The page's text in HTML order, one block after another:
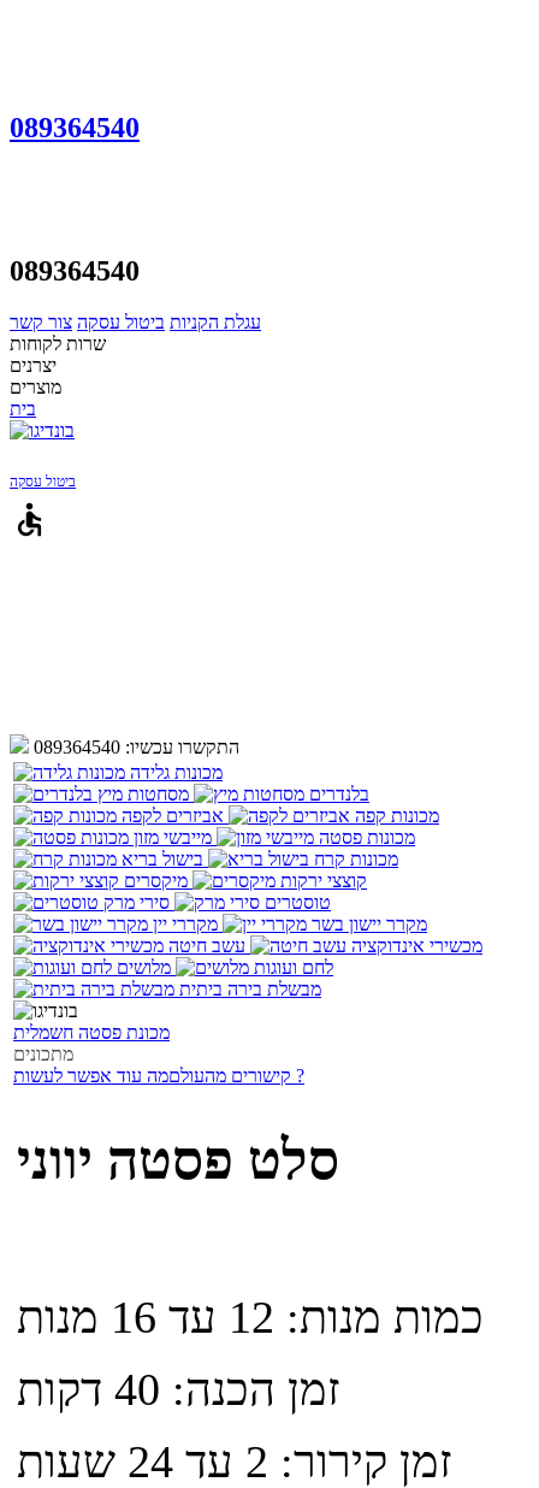
089364540
089364540
עגלת הקניות ביטול עסקה צור קשר
שרות לקוחות
יצרנים
מוצרים
בית
ביטול עסקה
accessible
התקשרו עכשיו: 089364540
מכונות גלידה
בלנדרים
מסחטות מיץ
מכונות קפה
אביזרים לקפה
מכונות פסטה
מייבשי מזון
מכונות קרח
בישול בריא
קוצצי ירקות
מיקסרים
טוסטרים
סירי מרק
מקרר יישון בשר
מקררי יין
מכשירי אינדוקציה
עשב חיטה
לחם ועוגות
מלושים
מבשלת בירה ביתית
מכונת פסטה חשמלית
מתכונים
קישורים מהעולם מה עוד אפשר לעשות ?
סלט פסטה יווני
כמות מנות: 12 עד 16 מנות
זמן הכנה: 40 דקות
זמן קירור: 2 עד 24 שעות